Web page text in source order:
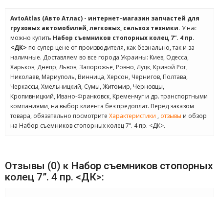
AvtoAtlas (Авто Атлас) - интернет-магазин запчастей для
грузовых автомобилей, легковых, сельхоз техники. У нас
можно купить Набор съемников стопорных колец 7”. 4 пр.
<ДК> по супер цене от производителя, как безнально, так и за
наличные. Доставляем во все города Украины: Киев, Одесса,
Харьков, Днепр, Львов, Запорожье, Ровно, Луцк, Кривой Рог,
Николаев, Мариуполь, Винница, Херсон, Чернигов, Полтава,
Черкассы, Хмельницкий, Сумы, Житомир, Черновцы,
Кропивницкий, Ивано-Франковск, Кременчуг и др. транспортными
компаниями, на выбор клиента без предоплат. Перед заказом
товара, обязательно посмотрите Характеристики , отзывы и обзор
на Набор съемников стопорных колец 7”. 4 пр. <ДК>.
Отзывы (0) к Набор съемников стопорных
колец 7”. 4 пр. <ДК>: